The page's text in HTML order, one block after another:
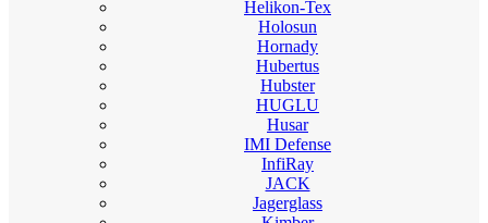
Helikon-Tex
Holosun
Hornady
Hubertus
Hubster
HUGLU
Husar
IMI Defense
InfiRay
JACK
Jagerglass